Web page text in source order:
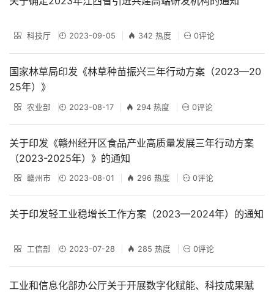
科技厅 2023-09-05 342 热度 0评论
国家林草局印发《林草种苗振兴三年行动方案（2023—20
25年）》
农业部 2023-08-17 294 热度 0评论
关于印发《赣州经开区食品产业高质量发展三年行动方案
（2023-2025年）》的通知
赣州市 2023-08-01 296 热度 0评论
关于印发轻工业稳增长工作方案（2023—2024年）的通知
工信部 2023-07-28 285 热度 0评论
工业和信息化部办公厅关于开展数字化赋能、科技成果赋